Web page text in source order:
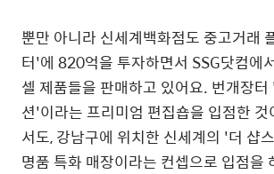
뿐만 아니라 신세계백화점도 중고거래
터'에 820억을 투자하면서 SSG닷컴에
셀 제품들을 판매하고 있어요. 번개장
션'이라는 프리미엄 편집숍을 입점한
서도, 강남구에 위치한 신세계의 '더 샵
명품 특화 매장이라는 컨셉으로 입점을